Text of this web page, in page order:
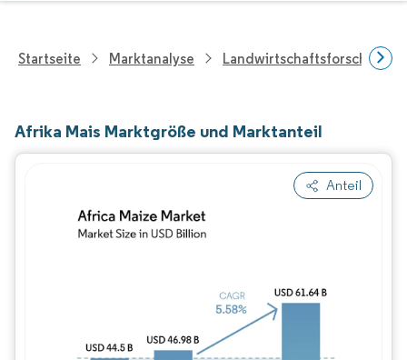
Startseite Marktanalyse Landwirtschaftsforschung
Afrika Mais Marktgröße und Marktanteil
Anteil